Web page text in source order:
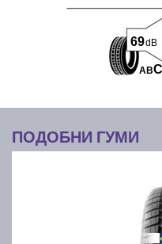
ABC
69dB
ПОДОБНИ ГУМИ